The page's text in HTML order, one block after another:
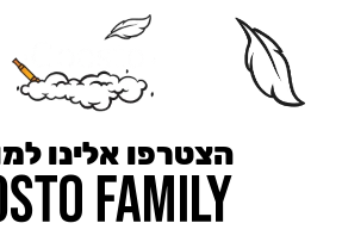
הצטרפו אלינו